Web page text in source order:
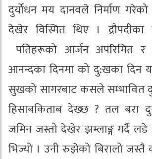
दुर्योधन मय दानवले निर्माण
देखेर विस्मित थिए ।
पतिहरूको आर्जन अपरिमित र
आनन्दका दिनमा को दु:खका दिन
सुखको सागरबाट कसले सम्भावित
हिसाबकिताब देख्छ ? तल बरा
जमिन जस्तो देखेर झम्लाङ्ग गर्दै लडे
भिज्यो । उनी रुझेको बिरालो